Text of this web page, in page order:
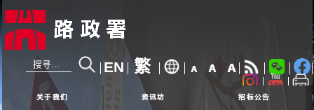
EN 繁 A A A
2926 4111
关于我们 资讯坊 招标公告